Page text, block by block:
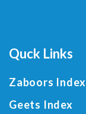
Quck Links
Zaboors Index
Geets Index